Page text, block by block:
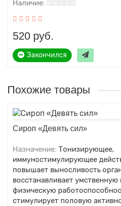
520 руб.
Закончился
Похожие товары
Сироп «Девять сил»
Назначение: Тонизирующее,
иммуностимулирующее
повышает выносливость
восстанавливает умственную
физическую
стимулирует половую